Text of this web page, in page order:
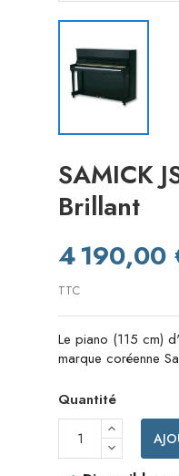
SAMICK
Brillant
4 190,00
TTC
Le piano (115 cm)
marque coréenne
Quantité